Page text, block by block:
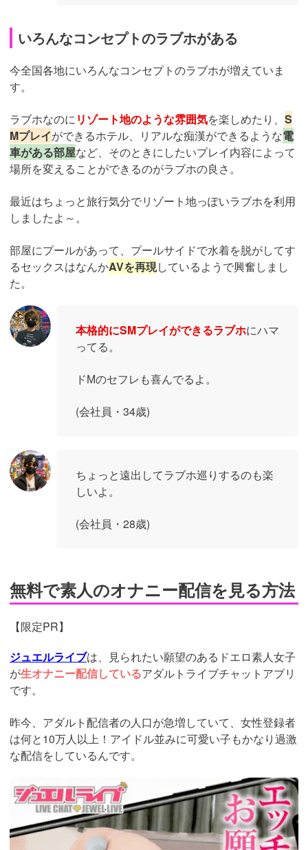
いろんなコンセプトのラブホがある
今全国各地にいろんなコンセプトのラブホが増えていま
す。
ラブホなのにリゾート地のような雰囲気を楽しめたり、 S
Mプレイができるホテル、リアルな痴漢ができるような電
車がある部屋など、そのときにしたいプレイ内容によって
場所を変えることができるのがラブホの良さ。
最近はちょっと旅行気分でリゾート地っぽいラブホを利用
しましたよ～。
部屋にプールがあって、プールサイドで水着を脱がしてす
るセックスはなんかAVを再現しているようで興奮しまし
た。
本格的にSMプレイができるラブホにハマ
ってる。
ドМのセフレも喜んでるよ。
(会社員・34歳)
ちょっと遠出してラブホ巡りするのも楽
しいよ。
(会社員・28歳)
無料で素人のオナニー配信を見る方法
【限定PR】
ジュエルライブは、見られたい願望のあるドエロ素人女子
が生オナニー配信しているアダルトライブチャットアプリ
です。
昨今、アダルト配信者の人口が急増していて、女性登録者
は何と10万人以上！アイドル並みに可愛い子もかなり過激
な配信をしているんです。
https://www.j-
live.tv/LiveChat/acs.php?
si=jwchatt&pid=MLA5661_0003&pa=lp33.php